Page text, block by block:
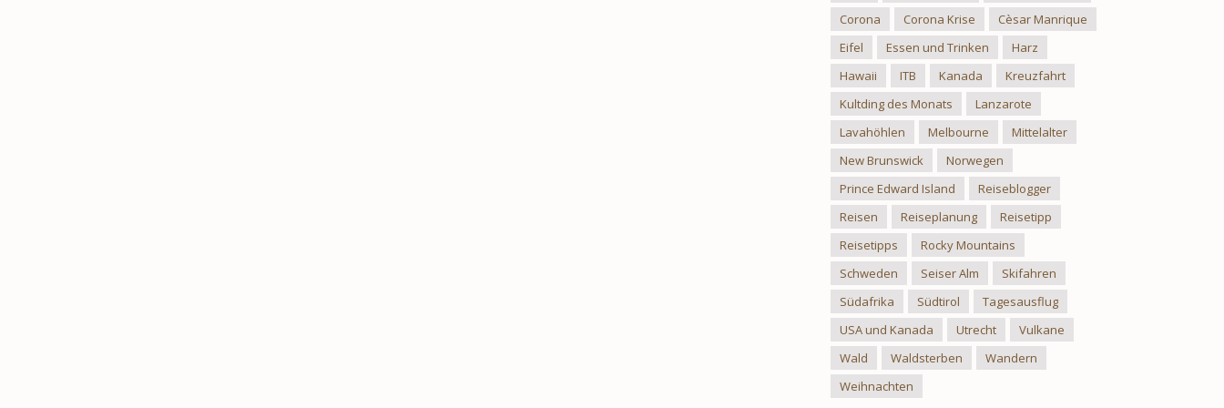
Corona
Corona Krise
Cèsar Manrique
Eifel
Essen und Trinken
Harz
Hawaii
ITB Kanada
Kreuzfahrt
Kultding des Monats
Lanzarote
Lavahöhlen
Melbourne
Mittelalter
New Brunswick
Norwegen
Prince Edward Island
Reiseblogger
Reisen
Reiseplanung
Reisetipp
Reisetipps
Rocky Mountains
Schweden
Seiser Alm
Skifahren
Südafrika
Südtirol
Tagesausflug
USA und Kanada
Utrecht
Vulkane
Wald
Waldsterben
Wandern
Weihnachten